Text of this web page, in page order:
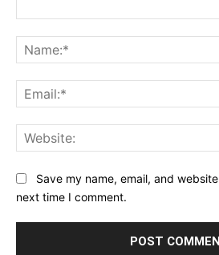
Save my name, email, and
next time I comment.